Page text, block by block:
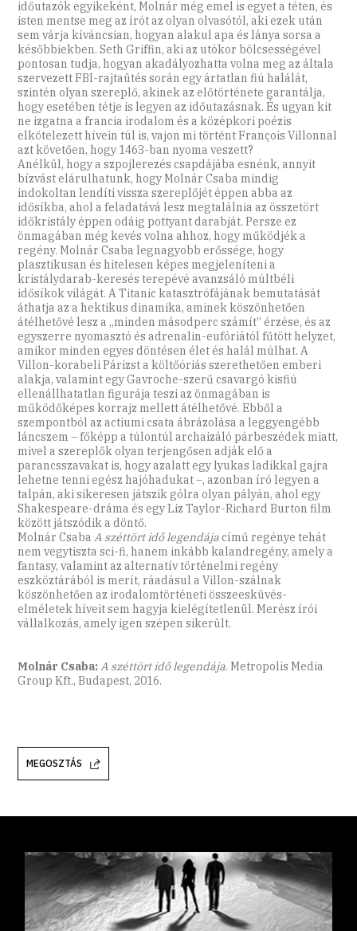
időutazók egyikeként, Molnár még emel is egyet a téten, és
isten mentse meg az írót az olyan olvasótól, aki ezek után
sem várja kíváncsian, hogyan alakul apa és lánya sorsa a
későbbiekben. Seth Griffin, aki az utókor bölcsességével
pontosan tudja, hogyan akadályozhatta volna meg az általa
szervezett FBI-rajtaütés során egy ártatlan fiú halálát,
szintén olyan szereplő, akinek az előtörténete garantálja,
hogy esetében tétje is legyen az időutazásnak. És ugyan kit
ne izgatna a francia irodalom és a középkori poézis
elkötelezett hívein túl is, vajon mi történt François Villonnal
azt követően, hogy 1463-ban nyoma veszett?
Anélkül, hogy a szpojlerezés csapdájába esnénk, annyit
bízvást elárulhatunk, hogy Molnár Csaba mindig
indokoltan lendíti vissza szereplőjét éppen abba az
idősíkba, ahol a feladatává lesz megtalálnia az összetört
időkristály éppen odáig pottyant darabját. Persze ez
önmagában még kevés volna ahhoz, hogy működjék a
regény. Molnár Csaba legnagyobb erőssége, hogy
plasztikusan és hitelesen képes megjeleníteni a
kristálydarab-keresés terepévé avanzsáló múltbéli
idősíkok világát. A Titanic katasztrófájának bemutatását
áthatja az a hektikus dinamika, aminek köszönhetően
átélhetővé lesz a „minden másodperc számít” érzése, és az
egyszerre nyomasztó és adrenalin-eufóriától fűtött helyzet,
amikor minden egyes döntésen élet és halál múlhat. A
Villon-korabeli Párizst a költőóriás szerethetően emberi
alakja, valamint egy Gavroche-szerű csavargó kisfiú
ellenállhatatlan figurája teszi az önmagában is
működőképes korrajz mellett átélhetővé. Ebből a
szempontból az actiumi csata ábrázolása a leggyengébb
láncszem – főképp a túlontúl archaizáló párbeszédek miatt,
mivel a szereplők olyan terjengősen adják elő a
parancsszavakat is, hogy azalatt egy lyukas ladikkal gajra
lehetne tenni egész hajóhadukat –, azonban író legyen a
talpán, aki sikeresen játszik gólra olyan pályán, ahol egy
Shakespeare-dráma és egy Liz Taylor-Richard Burton film
között játszódik a döntő.
Molnár CsabaA széttört idő legendájacímű regénye tehát
nem vegytiszta sci-fi, hanem inkább kalandregény, amely a
fantasy, valamint az alternatív történelmi regény
eszköztárából is merít, ráadásul a Villon-szálnak
köszönhetően az irodalomtörténeti összeesküvés-
elméletek híveit sem hagyja kielégítetlenül. Merész írói
vállalkozás, amely igen szépen sikerült.
Molnár Csaba:A széttört idő legendája. Metropolis Media
Group Kft., Budapest, 2016.
MEGOSZTÁS